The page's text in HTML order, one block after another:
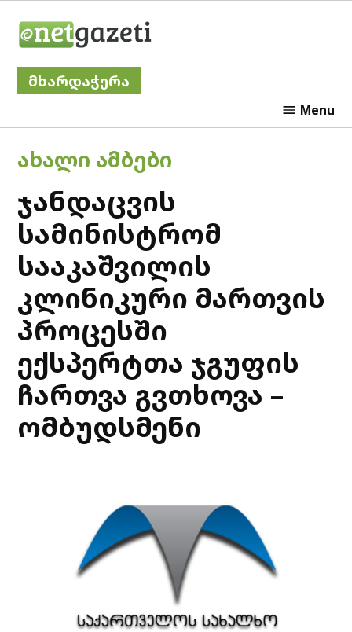
მხარდაჭერა
Menu
POSTED
ᲐᲮᲐᲚᲘ ᲐᲛᲑᲔᲑᲘ
ჯანდაცვის
სამინისტრომ
სააკაშვილის
კლინიკური მართვის
პროცესში
ექსპერტთა ჯგუფის
ჩართვა გვთხოვა –
ომბუდსმენი